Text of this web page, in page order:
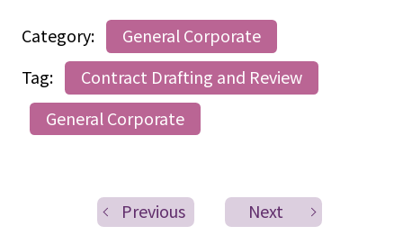
Category:
General Corporate
Tag:
Contract Drafting and Review
General Corporate
Previous Next